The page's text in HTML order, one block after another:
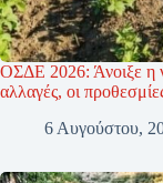
ΟΣΔΕ 2026: Άνοιξε η
αλλαγές, οι
6 Αυγούστου,